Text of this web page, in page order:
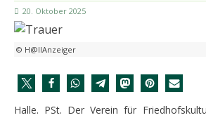
20. Oktober 2025
© H@llAnzeiger
Halle. PSt. Der Verein für